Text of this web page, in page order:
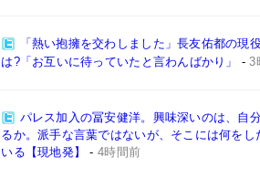
「熱い抱擁を交わしました」長友佑都の現
は?「お互いに待っていたと言わんばかり」
-3
パレス加入の冨安健洋。興味深いのは、自
るか。派手な言葉ではないが、そこには何を
いる【現地発】
-4時間前